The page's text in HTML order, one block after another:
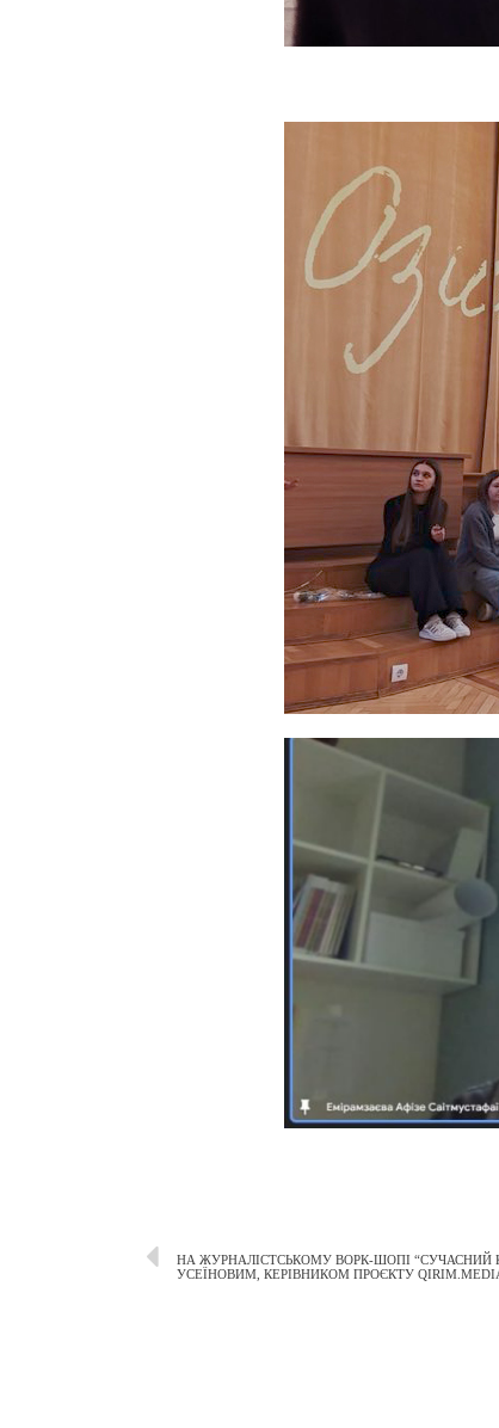
НА ЖУРНАЛІСТСЬКОМУ ВОРК-ШОПІ “СУЧАСНИЙ
УСЕЇНОВИМ, КЕРІВНИКОМ ПРОЄКТУ